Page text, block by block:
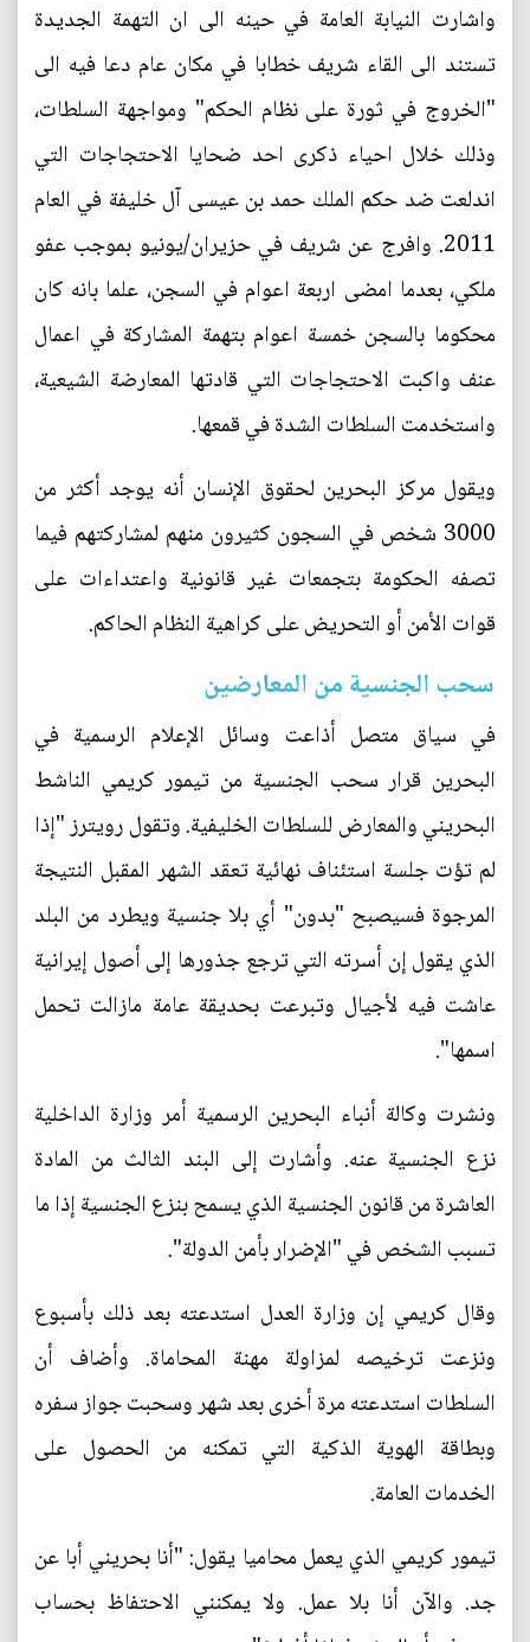
واشارت النيابة العامة في حينه الى ان التهمة الجديدة
تستند الى القاء شريف خطابا في مكان عام دعا فيه الى
"الخروج في ثورة على نظام الحكم" ومواجهة السلطات،
وذلك خلال احياء ذكرى احد ضحايا الاحتجاجات التي
اندلعت ضد حكم الملك حمد بن عيسى آل خليفة في العام
2011. وافرج عن شريف في حزيران/يونيو بموجب عفو
ملكي، بعدما امضى اربعة اعوام في السجن، علما بانه كان
محكوما بالسجن خمسة اعوام بتهمة المشاركة في اعمال
عنف واكبت الاحتجاجات التي قادتها المعارضة الشيعية،
واستخدمت السلطات الشدة في قمعها.
ويقول مركز البحرين لحقوق الإنسان أنه يوجد أكثر من
3000 شخص في السجون كثيرون منهم لمشاركتهم فيما
تصفه الحكومة بتجمعات غير قانونية واعتداءات على
قوات الأمن أو التحريض على كراهية النظام الحاكم.
سحب الجنسية من المعارضين
في سياق متصل أذاعت وسائل الإعلام الرسمية في
البحرين قرار سحب الجنسية من تيمور كريمي الناشط
البحريني والمعارض للسلطات الخليفية. وتقول رويترز "إذا
لم تؤت جلسة استئناف نهائية تعقد الشهر المقبل النتيجة
المرجوة فسيصبح "بدون" أي بلا جنسية ويطرد من البلد
الذي يقول إن أسرته التي ترجع جذورها إلى أصول إيرانية
عاشت فيه لأجيال وتبرعت بحديقة عامة مازالت تحمل
اسمها".
ونشرت وكالة أنباء البحرين الرسمية أمر وزارة الداخلية
نزع الجنسية عنه. وأشارت إلى البند الثالث من المادة
العاشرة من قانون الجنسية الذي يسمح بنزع الجنسية إذا ما
تسبب الشخص في "الإضرار بأمن الدولة".
وقال كريمي إن وزارة العدل استدعته بعد ذلك بأسبوع
ونزعت ترخيصه لمزاولة مهنة المحاماة. وأضاف أن
السلطات استدعته مرة أخرى بعد شهر وسحبت جواز سفره
وبطاقة الهوية الذكية التي تمكنه من الحصول على
الخدمات العامة.
تيمور كريمي الذي يعمل محاميا يقول: "أنا بحريني أبا عن
جد. والآن أنا بلا عمل. ولا يمكنني الاحتفاظ بحساب